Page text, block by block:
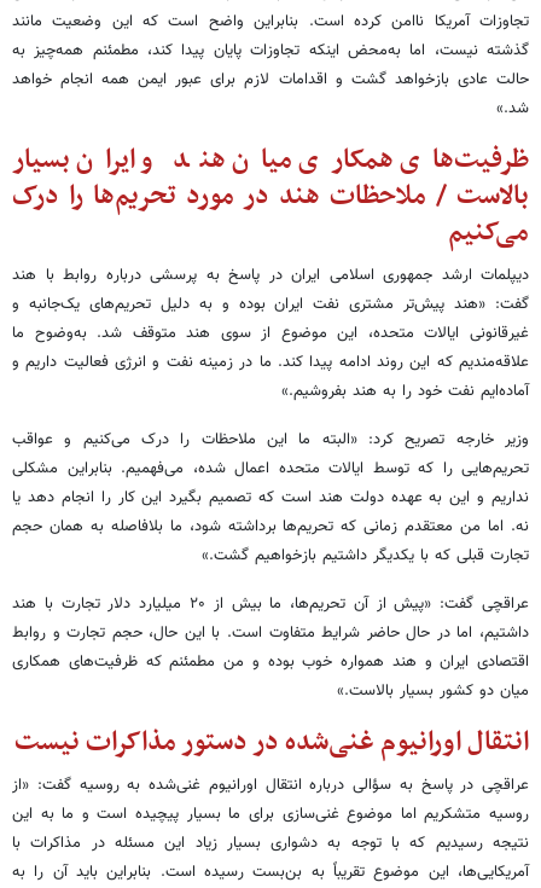
تجاوزات آمریکا ناامن کرده است. بنابراین واضح است که این وضعیت مانند
گذشته نیست، اما به‌محض اینکه تجاوزات پایان پیدا کند، مطمئنم همه‌چیز به
حالت عادی بازخواهد گشت و اقدامات لازم برای عبور ایمن همه انجام خواهد
شد.»
ظرفیت‌های همکاری میان هند و ایران بسیار
بالاست / ملاحظات هند در مورد تحریم‌ها را درک
می‌کنیم
دیپلمات ارشد جمهوری اسلامی ایران در پاسخ به پرسشی درباره روابط با هند
گفت: «هند پیش‌تر مشتری نفت ایران بوده و به دلیل تحریم‌های یک‌جانبه و
غیرقانونی ایالات متحده، این موضوع از سوی هند متوقف شد. به‌وضوح ما
علاقه‌مندیم که این روند ادامه پیدا کند. ما در زمینه نفت و انرژی فعالیت داریم و
آماده‌ایم نفت خود را به هند بفروشیم.»
وزیر خارجه تصریح کرد: «البته ما این ملاحظات را درک می‌کنیم و عواقب
تحریم‌هایی را که توسط ایالات متحده اعمال شده، می‌فهمیم. بنابراین مشکلی
نداریم و این به عهده دولت هند است که تصمیم بگیرد این کار را انجام دهد یا
نه. اما من معتقدم زمانی که تحریم‌ها برداشته شود، ما بلافاصله به همان حجم
تجارت قبلی که با یکدیگر داشتیم بازخواهیم گشت.»
عراقچی گفت: «پیش از آن تحریم‌ها، ما بیش از ۲۰ میلیارد دلار تجارت با هند
داشتیم، اما در حال حاضر شرایط متفاوت است. با این حال، حجم تجارت و روابط
اقتصادی ایران و هند همواره خوب بوده و من مطمئنم که ظرفیت‌های همکاری
میان دو کشور بسیار بالاست.»
انتقال اورانیوم غنی‌شده در دستور مذاکرات نیست
عراقچی در پاسخ به سؤالی درباره انتقال اورانیوم غنی‌شده به روسیه گفت: «از
روسیه متشکریم اما موضوع غنی‌سازی برای ما بسیار پیچیده است و ما به این
نتیجه رسیدیم که با توجه به دشواری بسیار زیاد این مسئله در مذاکرات با
آمریکایی‌ها، این موضوع تقریباً به بن‌بست رسیده است. بنابراین باید آن را به